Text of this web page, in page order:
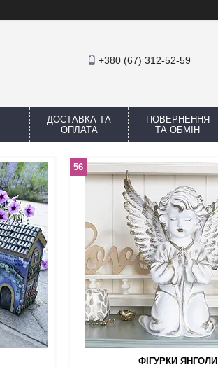
+380 (67) 312-52-59
ДОСТАВКА ТА
ОПЛАТА
ПОВЕРНЕННЯ
ТА ОБМІН
ФІГУРКИ ЯНГОЛИ
56